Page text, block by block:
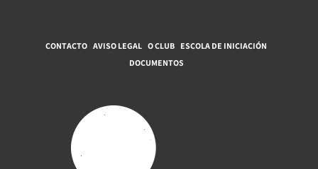
CONTACTO AVISO LEGAL O CLUB ESCOLA DE INICIACIÓN
DOCUMENTOS